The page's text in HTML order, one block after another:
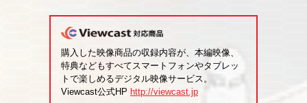
購入した映像商品の収録内容が、本編映像、
特典などもすべてスマートフォンやタブレッ
トで楽しめるデジタル映像サービス。
Viewcast公式HP http://viewcast.jp